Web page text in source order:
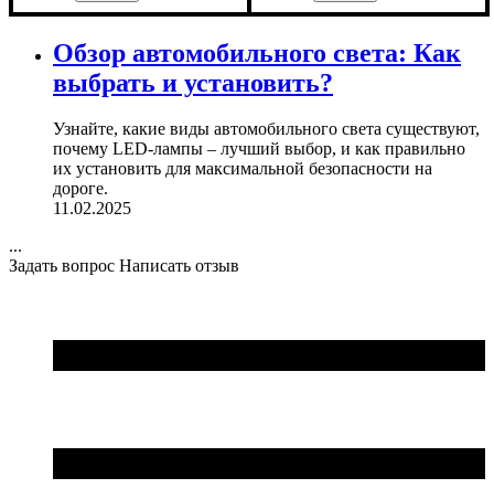
Назначение лампы:
Цвет:: Белый
Напряжение, V: 10-15V
Количество в упаковке: 1
Назначение лампы:
Цвет:: Белый
Тип светодиодного элемента
Количество светодиодов:
Напряжение, V: 12V
Количество в упаковке: 1
Обзор автомобильного света: Как
выбрать и установить?
Узнайте, какие виды автомобильного света существуют,
почему LED-лампы – лучший выбор, и как правильно
их установить для максимальной безопасности на
дороге.
11.02.2025
...
Задать вопрос Написать отзыв